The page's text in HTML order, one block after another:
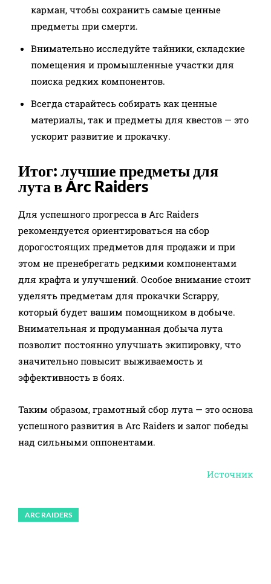
карман, чтобы сохранить самые ценные
предметы при смерти.
Внимательно исследуйте тайники, складские
помещения и промышленные участки для
поиска редких компонентов.
Всегда старайтесь собирать как ценные
материалы, так и предметы для квестов — это
ускорит развитие и прокачку.
Итог: лучшие предметы для
лута в Arc Raiders
Для успешного прогресса в Arc Raiders
рекомендуется ориентироваться на сбор
дорогостоящих предметов для продажи и при
этом не пренебрегать редкими компонентами
для крафта и улучшений. Особое внимание стоит
уделять предметам для прокачки Scrappy,
который будет вашим помощником в добыче.
Внимательная и продуманная добыча лута
позволит постоянно улучшать экипировку, что
значительно повысит выживаемость и
эффективность в боях.​
Таким образом, грамотный сбор лута — это основа
успешного развития в Arc Raiders и залог победы
над сильными оппонентами.
Источник
ARC RAIDERS